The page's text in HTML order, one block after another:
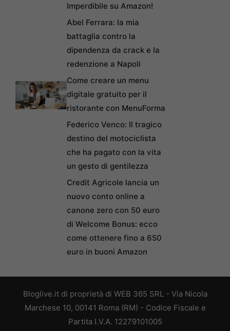
Imperdibile su Amazon!
Abel Ferrara: la mia
battaglia contro la
dipendenza da crack e la
redenzione a Napoli
Come creare un menu
digitale gratuito per il
ristorante con MenuForma
Federico Venco: Il tragico
destino del motociclista
che ha pagato con la vita
un gesto di gentilezza
Credit Agricole lancia un
nuovo conto online a
canone zero con 50 euro
di Welcome Bonus: ecco
come ottenere fino a 650
euro in buoni Amazon
Bloglive.it di proprietà di WEB 365 SRL - Via Nicola
Marchese 10, 00141 Roma (RM) - Codice Fiscale e
Partita I.V.A. 12279101005